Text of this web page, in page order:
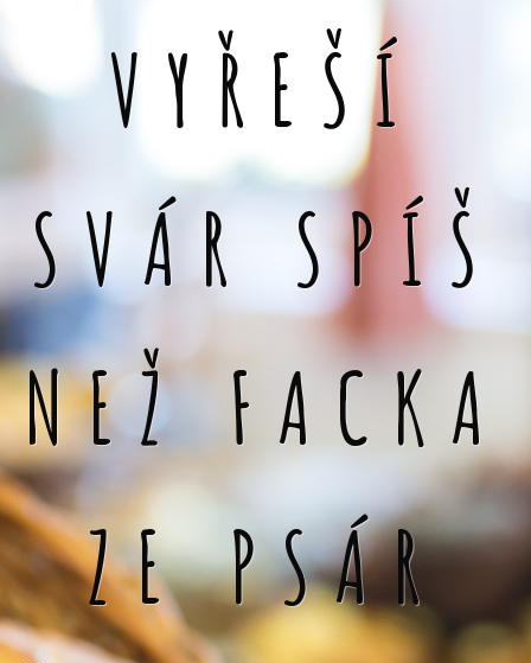
VYŘEŠÍ
SVÁR SPÍŠ
NEŽ FACKA
ZE PSÁR